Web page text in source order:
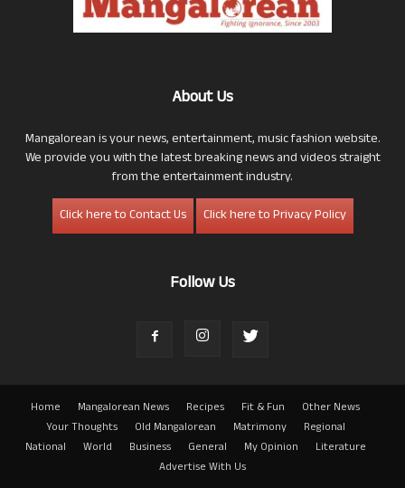
About Us
Mangalorean is your news, entertainment, music fashion website.
We provide you with the latest breaking news and videos straight
from the entertainment industry.
Click here to Contact Us
Click here to Privacy Policy
Follow Us
Home Mangalorean News Recipes Fit & Fun
Other News
Your Thoughts
Old Mangalorean Matrimony
Regional
National
World Business General My Opinion
Literature
Advertise With Us